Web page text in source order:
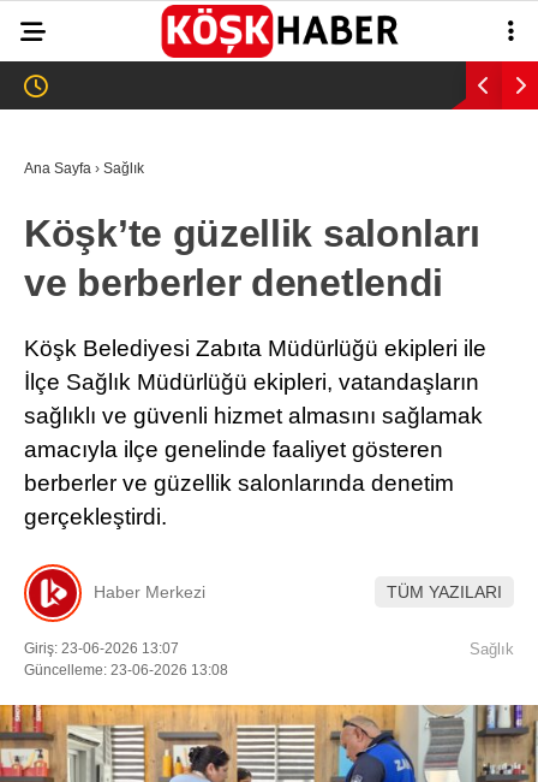
WhatsApp İhbar
Hattı
Facebook
Youtube
25.4°
ASAYİŞ
EĞİTİM
SAĞLIK
EKONOMİ
VEFAT
Ana Sayfa › Sağlık
Köşk’te güzellik salonları
ve berberler denetlendi
Köşk Belediyesi Zabıta Müdürlüğü ekipleri ile
İlçe Sağlık Müdürlüğü ekipleri, vatandaşların
sağlıklı ve güvenli hizmet almasını sağlamak
amacıyla ilçe genelinde faaliyet gösteren
berberler ve güzellik salonlarında denetim
gerçekleştirdi.
Haber Merkezi TÜM YAZILARI
Giriş: 23-06-2026 13:07
Güncelleme: 23-06-2026 13:08
Sağlık